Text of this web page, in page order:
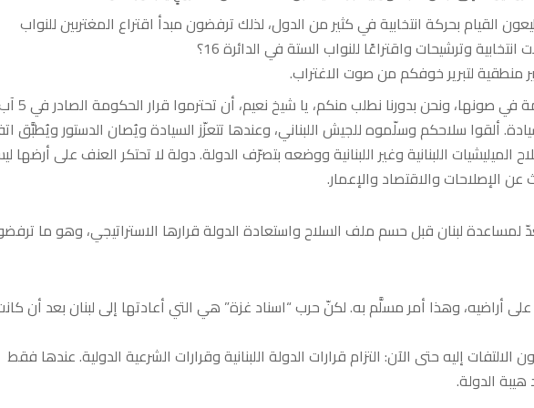
القيام بحركة انتخابية في كثير من الدول، لذلك ترفضون مبدأ اقتراع المغتربين للنواب
منطقية لتبرير خوفكم من صوت الاغتراب.
ثالثًا، تتحدثون عن السيادة ودور الحكومة في صونها، ونحن
ألقوا سلاحكم وسلّموه للجيش اللبناني، وعندها تتعزّز السيادة ويُصان الدستور ويُطبَّق
اللبنانية وغير اللبنانية ووضعه بتصرّف الدولة. دولة لا تحتكر العنف على أرضها
الإصلاحات والاقتصاد والإعمار.
لبنان قبل حسم ملف السلاح واستعادة الدولة قرارها الاستراتيجي، وهو ما
على أراضيه، وهذا أمر مسلَّم به. لكنّ حرب “اسناد غزة” هي التي أعادتها إلى لبنان بعد أن
إليه حتى الآن: التزام قرارات الدولة اللبنانية وقرارات الشرعية الدولية. عندها فقط
الدولة.